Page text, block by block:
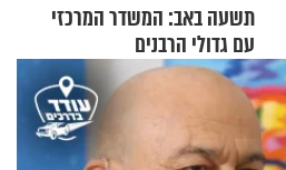
תשעה באב: המשדר המרכזי
עם גדולי הרבנים